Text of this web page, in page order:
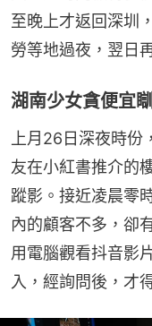
至晚上才返回深圳
勞等地過夜，翌日
湖南少女貪便宜
上月26日深夜時
友在小紅書推介的
蹤影。接近凌晨零
內的顧客不多，卻
用電腦觀看抖音影
入，經詢問後，才